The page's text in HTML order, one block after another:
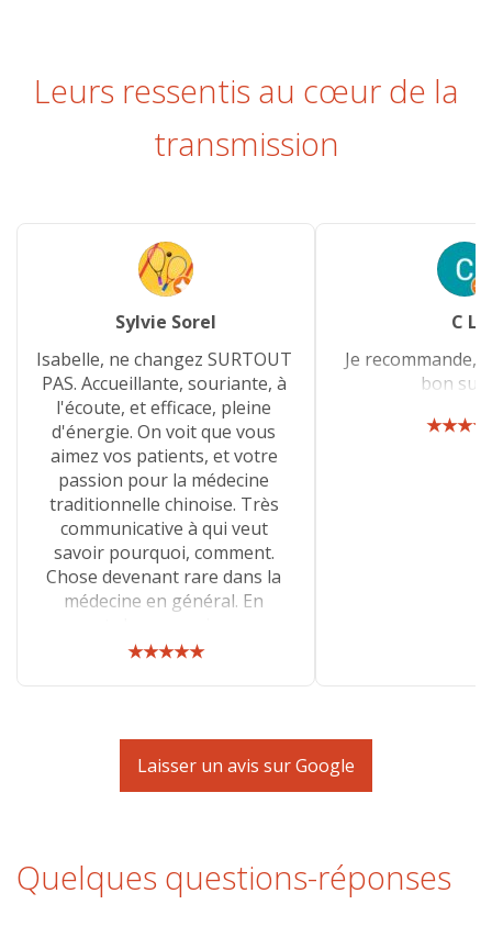
Leurs ressentis au cœur de la
transmission
Sylvie Sorel
Isabelle, ne changez SURTOUT
PAS. Accueillante, souriante, à
l'écoute, et efficace, pleine
d'énergie. On voit que vous
aimez vos patients, et votre
passion pour la médecine
traditionnelle chinoise. Très
communicative à qui veut
savoir pourquoi, comment.
Chose devenant rare dans la
médecine en général. En
sens pas comme un numéro,
★★★★★
C L
Je recommande,
bon
Laisser un avis sur Google
Quelques questions-réponses